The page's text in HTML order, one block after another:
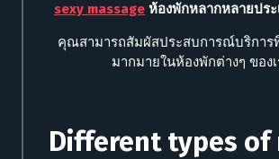
sexy massage ห้องพักหลากหลายปร
คุณสามารถสัมผัสประสบการณ์บริการ
มากมายในห้องพักต่างๆ ของเ
Different types of